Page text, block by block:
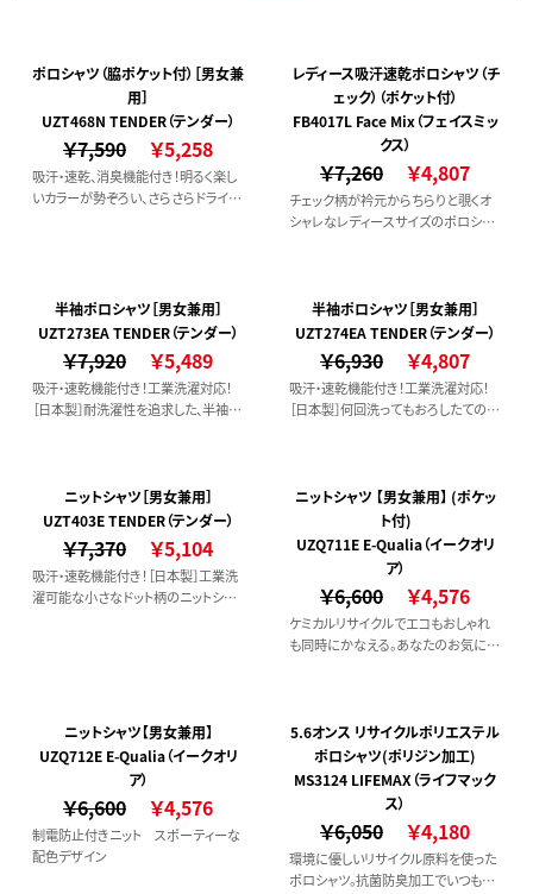
ポロシャツ（脇ポケット付）［男女兼
用］
UZT468N TENDER（テンダー）
￥7,590 ￥5,258
吸汗・速乾、消臭機能付き！明るく楽し
いカラーが勢ぞろい、さらさらドライな
レディース吸汗速乾ポロシャツ（チ
ェック）（ポケット付）
FB4017L Face Mix（フェイスミッ
クス）
￥7,260 ￥4,807
チェック柄が衿元からちらりと覗くオ
シャレなレディースサイズのポロシャ
半袖ポロシャツ［男女兼用］
UZT273EA TENDER（テンダー）
￥7,920 ￥5,489
吸汗・速乾機能付き！工業洗濯対応！
［日本製］耐洗濯性を追求した、半袖ポ
半袖ポロシャツ［男女兼用］
UZT274EA TENDER（テンダー）
￥6,930 ￥4,807
吸汗・速乾機能付き！工業洗濯対応！
［日本製］何回洗ってもおろしたての気
ニットシャツ［男女兼用］
UZT403E TENDER（テンダー）
￥7,370 ￥5,104
吸汗・速乾機能付き！［日本製］工業洗
濯可能な小さなドット柄のニットシャ
ニットシャツ 【男女兼用】 (ポケッ
ト付)
UZQ711E E-Qualia（イークオリ
ア）
￥6,600 ￥4,576
ケミカルリサイクルでエコもおしゃれ
も同時にかなえる。あなたのお気に入
ニットシャツ【男女兼用】
UZQ712E E-Qualia（イークオリ
ア）
￥6,600 ￥4,576
制電防止付きニット スポーティーな
配色デザイン
5.6オンス リサイクルポリエステル
ポロシャツ(ポリジン加工)
MS3124 LIFEMAX（ライフマック
ス）
￥6,050 ￥4,180
環境に優しいリサイクル原料を使った
ポロシャツ。抗菌防臭加工でいつも快